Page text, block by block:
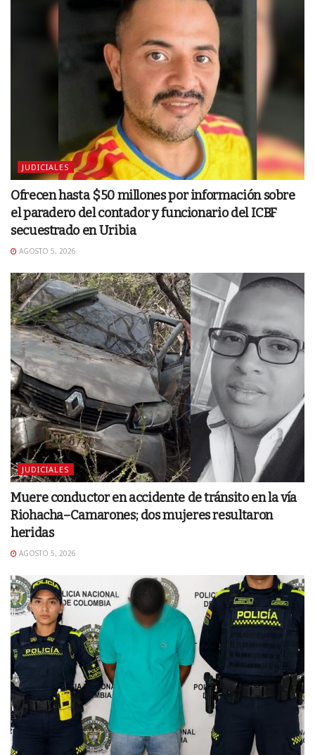
JUDICIALES
Ofrecen hasta $50 millones por información sobre
el paradero del contador y funcionario del ICBF
secuestrado en Uribia
AGOSTO 5, 2026
JUDICIALES
Muere conductor en accidente de tránsito en la vía
Riohacha–Camarones; dos mujeres resultaron
heridas
AGOSTO 5, 2026